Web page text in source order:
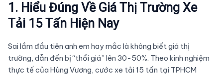
1. Hiểu Đúng Về Giá Thị Trường Xe
Tải 15 Tấn Hiện Nay
Sai lầm đầu tiên anh em hay mắc là không biết giá thị
trường, dẫn đến bị “thổi giá” lên 30-50%. Theo kinh nghiệm
thực tế của Hùng Vương, cước xe tải 15 tấn tại TPHCM